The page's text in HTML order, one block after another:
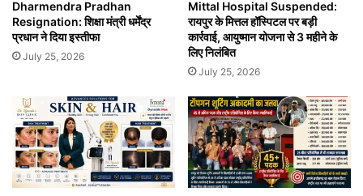
Dharmendra Pradhan
Resignation: शिक्षा मंत्री धर्मेंद्र
प्रधान ने दिया इस्तीफा
July 25, 2026
Mittal Hospital Suspended:
रायपुर के मित्तल हॉस्पिटल पर बड़ी
कार्रवाई, आयुष्मान योजना से 3 महीने के
लिए निलंबित
July 25, 2026